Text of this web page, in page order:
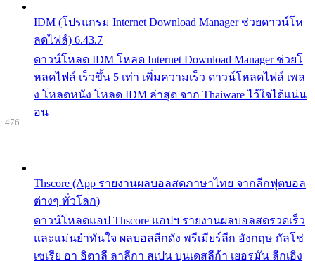
IDM (โปรแกรม Internet Download Manager ช่วยดาวน์โห
ลดไฟล์) 6.43.7
ดาวน์โหลด IDM โหลด Internet Download Manager ช่วยโ
หลดไฟล์ เร็วขึ้น 5 เท่า เพิ่มความเร็ว ดาวน์โหลดไฟล์ เพล
ง โหลดหนัง โหลด IDM ล่าสุด จาก Thaiware ไว้ใจได้แน่น
อน
Thscore (App รายงานผลบอลสดภาษาไทย จากลีกฟุตบอล
ต่างๆ ทั่วโลก)
ดาวน์โหลดแอป Thscore แอปฯ รายงานผลบอลสดรวดเร็ว
และแม่นยำทันใจ ผลบอลลีกดัง พรีเมียร์ลีก อังกฤษ กัลโช่
เซเรีย อา อิตาลี ลาลีกา สเปน บุนเดสลีก้า เยอรมัน ลีกเอิง
476